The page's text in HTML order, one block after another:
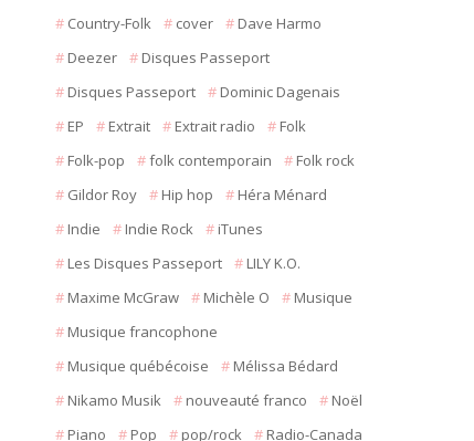
Country-Folk
cover
Dave Harmo
Deezer
Disques Passeport
Disques Passeport
Dominic Dagenais
EP
Extrait Extrait radio
Folk
Folk-pop
folk contemporain
Folk rock
Gildor Roy
Hip hop
Héra Ménard
Indie
Indie Rock
iTunes
Les Disques Passeport
LILY K.O.
Maxime McGraw
Michèle O
Musique
Musique francophone
Musique québécoise
Mélissa Bédard
Nikamo Musik
nouveauté franco
Noël
Piano
Pop pop/rock
Radio-Canada